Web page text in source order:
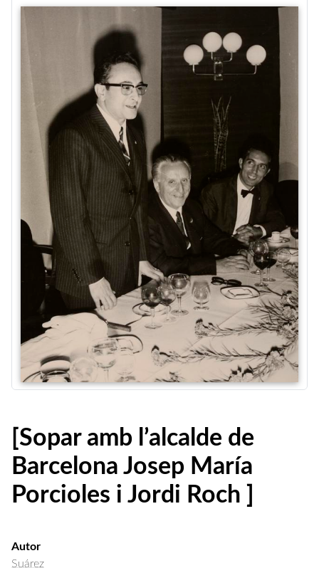
[Sopar amb l’alcalde de
Barcelona Josep María
Porcioles i Jordi Roch ]
Autor
Suárez